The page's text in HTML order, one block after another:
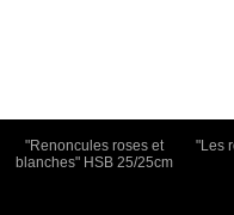
"Renoncules roses et
blanches" HSB 25/25cm
"Les